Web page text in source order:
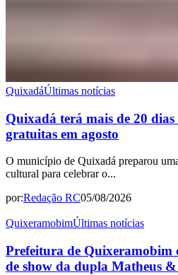
QuixadáÚltimas notícias
Quixadá terá mais de 20
gratuitas em agosto
O município de Quixadá preparou
cultural para celebrar o...
por:Redação RC05/08/2026
QuixeramobimÚltimas notícias
Prefeitura de Quixeramobim
de show da dupla Matheus